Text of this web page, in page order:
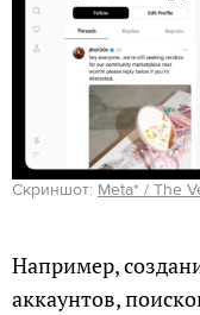
Скриншот: Meta* / The
Например,
аккаунтов,